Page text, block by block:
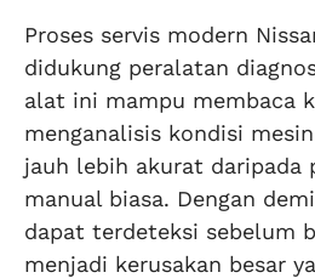
Proses servis modern
didukung peralatan
alat ini mampu membaca
menganalisis kondisi
jauh lebih akurat daripada
manual biasa. Dengan
dapat terdeteksi sebelum
menjadi kerusakan besar